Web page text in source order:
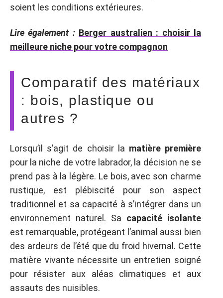
soient les conditions extérieures.
Lire également : Berger australien : choisir la
meilleure niche pour votre compagnon
Comparatif des matériaux
: bois, plastique ou
autres ?
Lorsqu’il s’agit de choisir la matière première
pour la niche de votre labrador, la décision ne se
prend pas à la légère. Le bois, avec son charme
rustique, est plébiscité pour son aspect
traditionnel et sa capacité à s’intégrer dans un
environnement naturel. Sa capacité isolante
est remarquable, protégeant l’animal aussi bien
des ardeurs de l’été que du froid hivernal. Cette
matière vivante nécessite un entretien soigné
pour résister aux aléas climatiques et aux
assauts des nuisibles.